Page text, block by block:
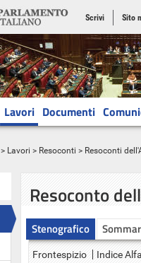
Scrivi Sito
Lavori Documenti
> Lavori > Resoconti > Resoconti
Resoconto
Stenografico
Frontespizio Indice